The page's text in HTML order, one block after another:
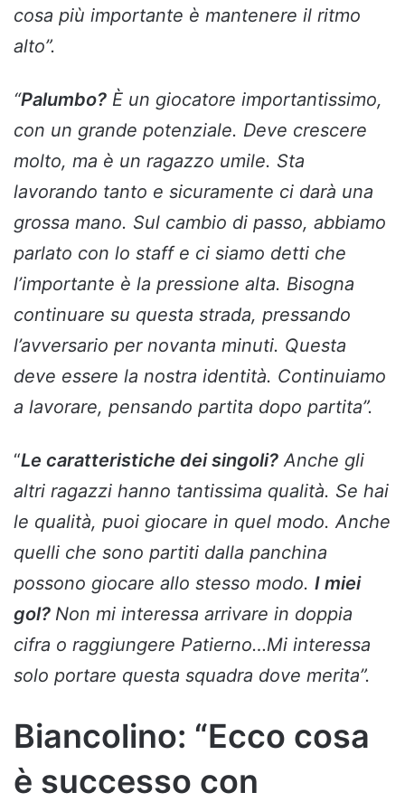
cosa più importante è mantenere il ritmo
alto”.
“Palumbo? È un giocatore importantissimo,
con un grande potenziale. Deve crescere
molto, ma è un ragazzo umile. Sta
lavorando tanto e sicuramente ci darà una
grossa mano. Sul cambio di passo, abbiamo
parlato con lo staff e ci siamo detti che
l’importante è la pressione alta. Bisogna
continuare su questa strada, pressando
l’avversario per novanta minuti. Questa
deve essere la nostra identità. Continuiamo
a lavorare, pensando partita dopo partita”.
“Le caratteristiche dei singoli? Anche gli
altri ragazzi hanno tantissima qualità. Se hai
le qualità, puoi giocare in quel modo. Anche
quelli che sono partiti dalla panchina
possono giocare allo stesso modo. I miei
gol? Non mi interessa arrivare in doppia
cifra o raggiungere Patierno…Mi interessa
solo portare questa squadra dove merita”.
Biancolino: “Ecco cosa
è successo con